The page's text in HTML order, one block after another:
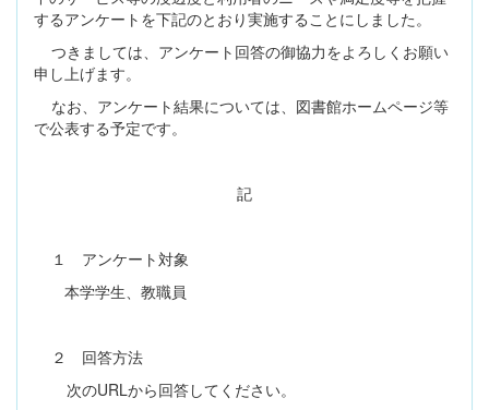
するアンケートを下記のとおり実施することにしました。
つきましては、アンケート回答の御協力をよろしくお願い
申し上げます。
なお、アンケート結果については、図書館ホームページ等
で公表する予定です。
記
１ アンケート対象
本学学生、教職員
２ 回答方法
次のURLから回答してください。